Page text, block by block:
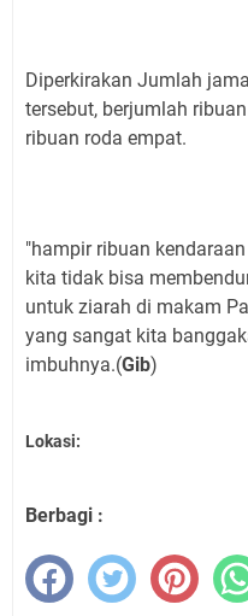
Diperkirakan Jumlah
tersebut, berjumlah
ribuan roda empat.
"hampir ribuan
kita tidak bisa
untuk ziarah di makam
yang sangat kita
imbuhnya.(Gib)
Lokasi:
Berbagi :